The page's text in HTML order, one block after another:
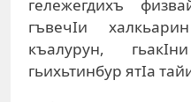
гележегдихъ
гъвечIи
къалурун,
гьихьтинбур ятIа